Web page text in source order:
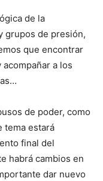
de la
grupos de presión,
que encontrar
a los
de poder, como
tema estará
final del
habrá cambios en
dar nuevo